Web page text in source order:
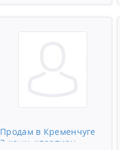
Продам в Кременчуге
3-комн. квартиру